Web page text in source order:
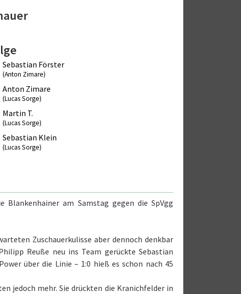
Sebastian Förster
(Anton Zimare)
Anton Zimare
(Lucas Sorge)
Martin T.
(Lucas Sorge)
Sebastian Klein
(Lucas Sorge)
Blankenhainer am Samstag gegen die SpVgg
Zuschauerkulisse aber dennoch denkbar
Reuße neu ins Team gerückte Sebastian
über die Linie – 1:0 hieß es schon nach 45
jedoch mehr. Sie drückten die Kranichfelder in